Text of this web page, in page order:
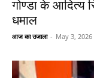
गोण्डा के आदित्य
धमाल
आज का उजाला - May 3, 2026